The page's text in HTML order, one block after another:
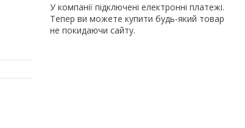
У компанії підключені електронні платежі.
Тепер ви можете купити будь-який товар
не покидаючи сайту.